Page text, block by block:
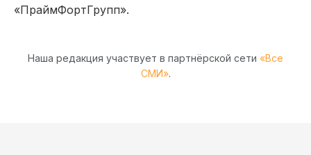
«ПраймФортГрупп».
Наша редакция участвует в партнёрской сети «Все
СМИ».